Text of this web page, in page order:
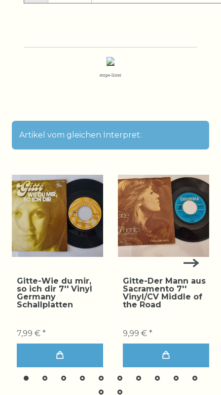
etope-lister
Artikel vom gleichen Interpret:
Gitte-Wie du mir,
so ich dir 7'' Vinyl
Germany
Schallplatten
7,99 € *
Gitte-Der Mann aus
Sacramento 7''
Vinyl/CV Middle of
the Road
9,99 € *